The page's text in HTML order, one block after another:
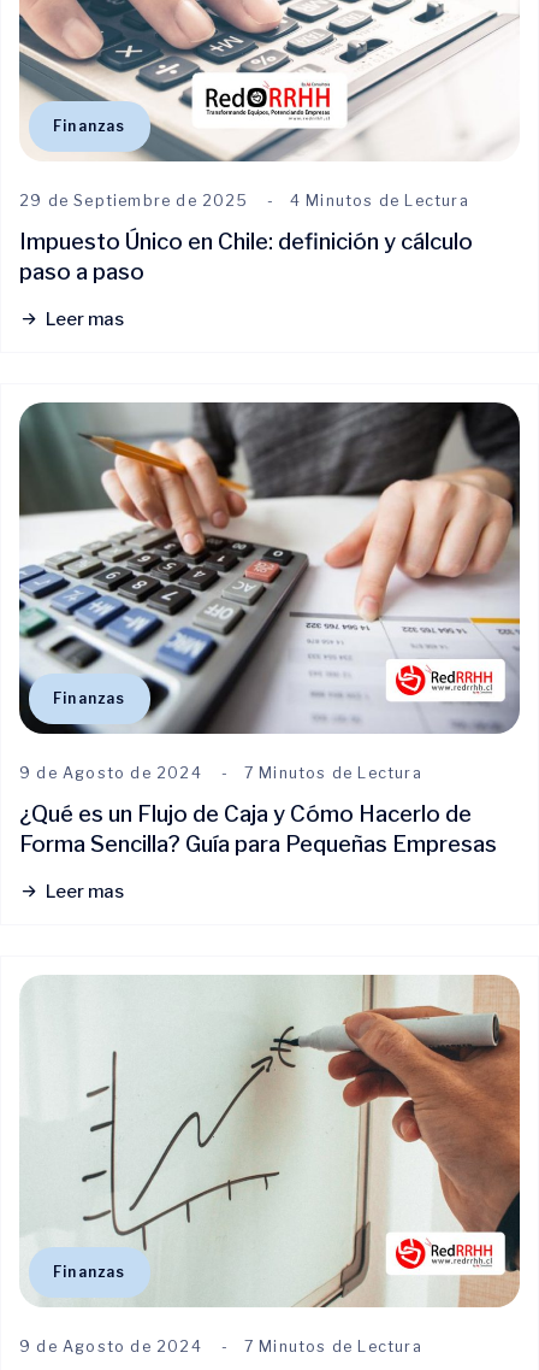
Finanzas
29 de Septiembre de 2025 4 Minutos de Lectura
Impuesto Único en Chile: definición y cálculo
paso a paso
Leer mas
Finanzas
9 de Agosto de 2024 7 Minutos de Lectura
¿Qué es un Flujo de Caja y Cómo Hacerlo de
Forma Sencilla? Guía para Pequeñas Empresas
Leer mas
Finanzas
9 de Agosto de 2024 7 Minutos de Lectura